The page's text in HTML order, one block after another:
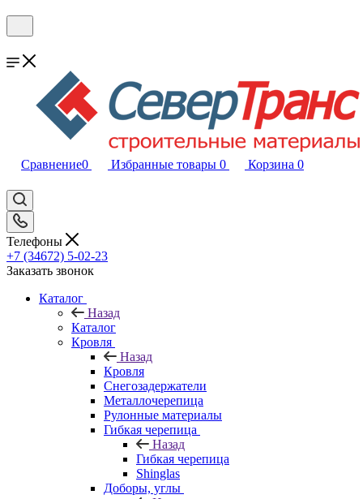
Сравнение0 Избранные товары 0 Корзина 0
Телефоны
+7 (34672) 5-02-23
Заказать звонок
Каталог
Назад
Каталог
Кровля
Назад
Кровля
Снегозадержатели
Металлочерепица
Рулонные материалы
Гибкая черепица
Назад
Гибкая черепица
Shinglas
Доборы, углы